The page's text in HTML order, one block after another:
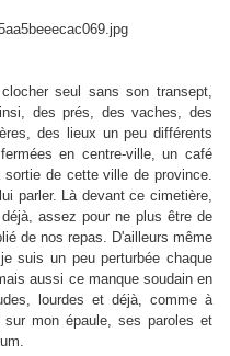
seul sans son transept,
des prés, des vaches, des
des lieux un peu différents
en centre-ville, un café
de cette ville de province.
parler. Là devant ce cimetière,
assez pour ne plus être de
de nos repas. D'ailleurs même
suis un peu perturbée chaque
aussi ce manque soudain en
lourdes et déjà, comme à
mon épaule, ses paroles et